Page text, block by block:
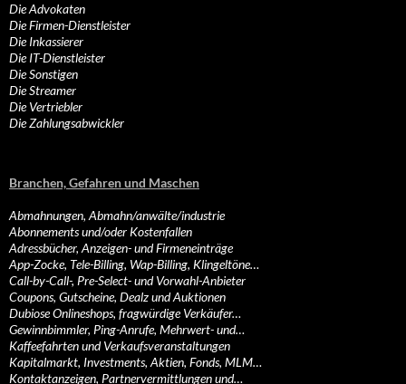
Die Advokaten
Die Firmen-Dienstleister
Die Inkassierer
Die IT-Dienstleister
Die Sonstigen
Die Streamer
Die Vertriebler
Die Zahlungsabwickler
Branchen, Gefahren und Maschen
Abmahnungen, Abmahn/anwälte/industrie
Abonnements und/oder Kostenfallen
Adressbücher, Anzeigen- und Firmeneinträge
App-Zocke, Tele-Billing, Wap-Billing, Klingeltöne…
Call-by-Call-, Pre-Select- und Vorwahl-Anbieter
Coupons, Gutscheine, Dealz und Auktionen
Dubiose Onlineshops, fragwürdige Verkäufer…
Gewinnbimmler, Ping-Anrufe, Mehrwert- und…
Kaffeefahrten und Verkaufsveranstaltungen
Kapitalmarkt, Investments, Aktien, Fonds, MLM…
Kontaktanzeigen, Partnervermittlungen und…